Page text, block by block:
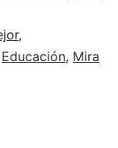
,
Educación, Mira